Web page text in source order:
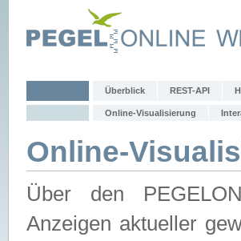
Überblick REST-API
Online-Visualisierung
Online-
Über den
Anzeigen aktueller